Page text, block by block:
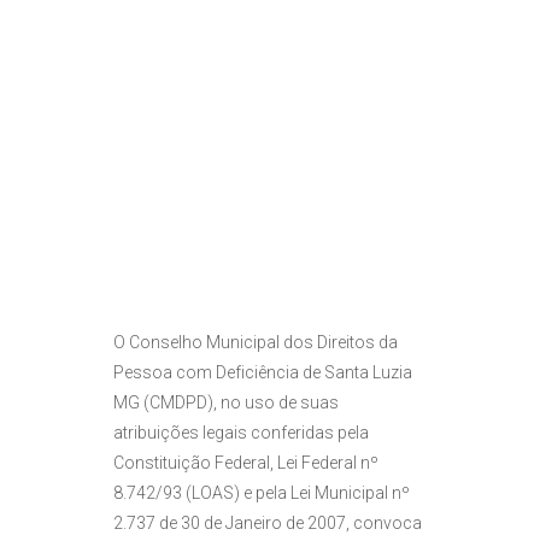
O Conselho Municipal dos Direitos da
Pessoa com Deficiência de Santa Luzia
MG (CMDPD), no uso de suas
atribuições legais conferidas pela
Constituição Federal, Lei Federal nº
8.742/93 (LOAS) e pela Lei Municipal nº
2.737 de 30 de Janeiro de 2007, convoca